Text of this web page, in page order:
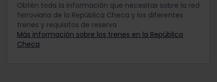
Obtén toda la información que necesitas sobre la red
ferroviaria de la República Checa y los diferentes
trenes y requisitos de reserva
Más información sobre los trenes en la República
Checa